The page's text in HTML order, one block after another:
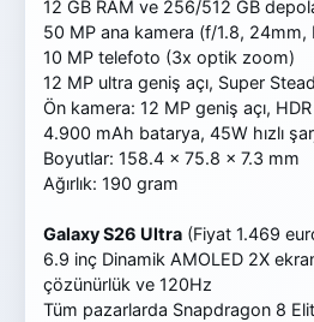
12 GB RAM ve 256/512 GB
50 MP ana kamera (f/1.8, 24mm,
10 MP telefoto (3x optik zoom)
12 MP ultra geniş açı, Super
Ön kamera: 12 MP geniş açı, HDR
4.900 mAh batarya, 45W hızlı
Boyutlar: 158.4 x 75.8 x 7.3 mm
Ağırlık: 190 gram
Galaxy S26 Ultra (Fiyat 1.469
6.9 inç Dinamik AMOLED 2X
çözünürlük ve 120Hz
Tüm pazarlarda Snapdragon 8